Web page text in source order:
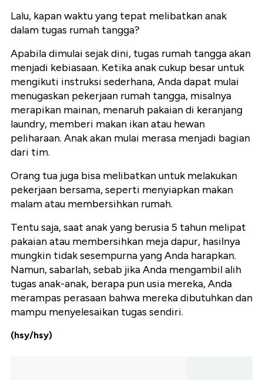
Lalu, kapan waktu yang tepat melibatkan anak
dalam tugas rumah tangga?
Apabila dimulai sejak dini, tugas rumah tangga akan
menjadi kebiasaan. Ketika anak cukup besar untuk
mengikuti instruksi sederhana, Anda dapat mulai
menugaskan pekerjaan rumah tangga, misalnya
merapikan mainan, menaruh pakaian di keranjang
laundry, memberi makan ikan atau hewan
peliharaan. Anak akan mulai merasa menjadi bagian
dari tim.
Orang tua juga bisa melibatkan untuk melakukan
pekerjaan bersama, seperti menyiapkan makan
malam atau membersihkan rumah.
Tentu saja, saat anak yang berusia 5 tahun melipat
pakaian atau membersihkan meja dapur, hasilnya
mungkin tidak sesempurna yang Anda harapkan.
Namun, sabarlah, sebab jika Anda mengambil alih
tugas anak-anak, berapa pun usia mereka, Anda
merampas perasaan bahwa mereka dibutuhkan dan
mampu menyelesaikan tugas sendiri.
(hsy/hsy)